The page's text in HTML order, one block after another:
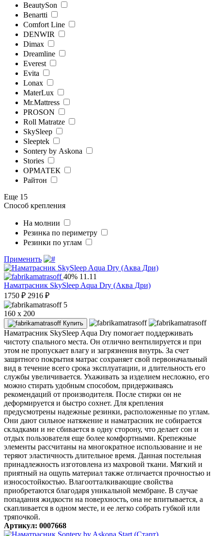
BeautySon
Benartti
Comfort Line
DENWIR
Dimax
Dreamline
Everest
Evita
Lonax
MaterLux
Mr.Mattress
PROSON
Roll Matratze
SkySleep
Sleeptek
Sontery by Askona
Stories
ОРМАТЕК
Райтон
Еще 15
Способ крепления
На молнии
Резинка по периметру
Резинки по углам
Применить
40% 11.11
Наматрасник SkySleep Aqua Dry (Аква Дри)
1750 ₽ 2916 ₽
5
160 x 200
Купить
Наматрасник SkySleep Aqua Dry помогает поддерживать
чистоту спального места. Он отлично вентилируется и при
этом не пропускает влагу и загрязнения внутрь. За счет
защитного покрытия матрас сохраняет свой первоначальный
вид в течение всего срока эксплуатации, и длительность его
службы увеличивается. Ухаживать за изделием несложно, его
можно стирать удобным способом, придерживаясь
рекомендаций от производителя. После стирки он не
деформируется и быстро сохнет. Для крепления
предусмотрены надежные резинки, расположенные по углам.
Они дают сильное натяжение и наматрасник не собирается
складками и не сбивается в одну сторону, что делает сон и
отдых пользователя еще более комфортными. Крепежные
элементы рассчитаны на многократное использование и не
теряют эластичность длительное время. Данная постельная
принадлежность изготовлена из махровой ткани. Мягкий и
приятный на ощупь материал также отличается прочностью и
износостойкостью. Влагоотталкивающие свойства
приобретаются благодаря уникальной мембране. В случае
попадания жидкости на поверхность, она не впитывается, а
скапливается в одном месте, и ее легко собрать губкой или
тряпочкой.
Артикул: 0007668